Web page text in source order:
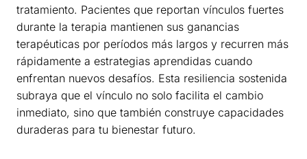
tratamiento. Pacientes que reportan vínculos fuertes
durante la terapia mantienen sus ganancias
terapéuticas por períodos más largos y recurren más
rápidamente a estrategias aprendidas cuando
enfrentan nuevos desafíos. Esta resiliencia sostenida
subraya que el vínculo no solo facilita el cambio
inmediato, sino que también construye capacidades
duraderas para tu bienestar futuro.